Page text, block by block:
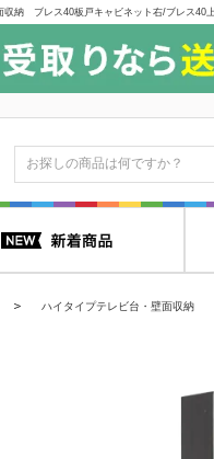
ハイタイプテレビ台・壁面収納